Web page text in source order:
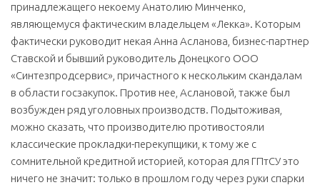
принадлежащего некоему Анатолию Минченко,
являющемуся фактическим владельцем «Лекка». Которым
фактически руководит некая Анна Асланова, бизнес-партнер
Ставской и бывший руководитель Донецкого ООО
«Синтезпродсервис», причастного к нескольким скандалам
в области госзакупок. Против нее, Аслановой, также был
возбужден ряд уголовных производств. Подытоживая,
можно сказать, что производителю противостояли
классические прокладки-перекупщики, к тому же с
сомнительной кредитной историей, которая для ГПтСУ это
ничего не значит: только в прошлом году через руки спарки